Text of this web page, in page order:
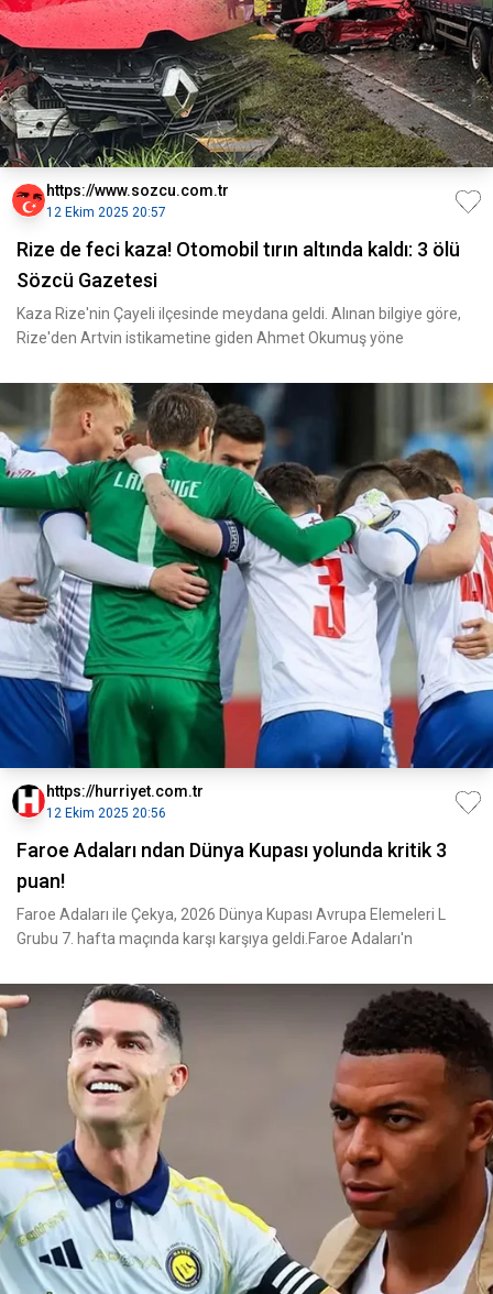
https://www.sozcu.com.tr
12 Ekim 2025 20:57
Rize de feci kaza! Otomobil tırın altında kaldı: 3 ölü
Sözcü Gazetesi
Kaza Rize'nin Çayeli ilçesinde meydana geldi. Alınan bilgiye göre,
Rize'den Artvin istikametine giden Ahmet Okumuş yöne
https://hurriyet.com.tr
12 Ekim 2025 20:56
Faroe Adaları ndan Dünya Kupası yolunda kritik 3
puan!
Faroe Adaları ile Çekya, 2026 Dünya Kupası Avrupa Elemeleri L
Grubu 7. hafta maçında karşı karşıya geldi.Faroe Adaları'n